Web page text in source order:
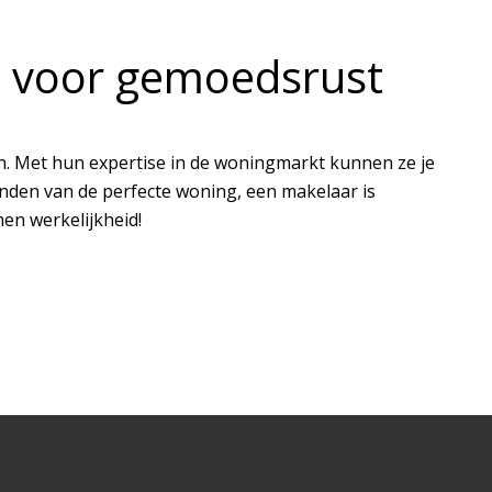
voor gemoedsrust
Met hun expertise in de woningmarkt kunnen ze je
van de perfecte woning, een makelaar is
werkelijkheid!